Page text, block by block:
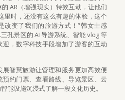
AR（增强现实）特效互动，让他们
里时，还没有这么有趣的体验，这个
改变了我们的旅游方式！”韩女士感
孔景区的 AI 导游系统、智能 vlog 等
，数字科技手段增加了游客的互动
展智慧旅游让管理和服务更加高效便
约门票、查看路线、导览景区、云
能设施沉浸式了解一段文化历史。